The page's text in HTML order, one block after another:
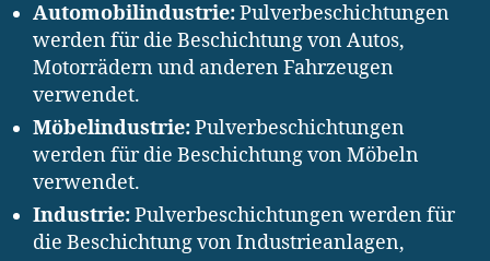
Automobilindustrie:Pulverbeschichtungen
werden für die Beschichtung von Autos,
Motorrädern und anderen Fahrzeugen
verwendet.
Möbelindustrie:Pulverbeschichtungen
werden für die Beschichtung von Möbeln
verwendet.
Industrie:Pulverbeschichtungen werden für
die Beschichtung von Industrieanlagen,